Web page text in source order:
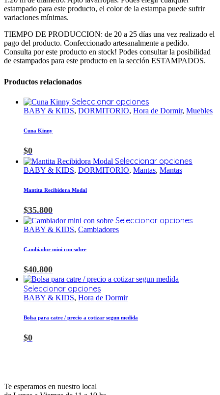
estampado para este producto, el color de la estampa puede sufrir
variaciones mínimas.
TIEMPO DE PRODUCCION: de 20 a 25 días una vez realizado el
pago del producto. Confeccionado artesanalmente a pedido.
Consulta por este producto en stock! Podes consultar la posibilidad
de estampados para este producto en la sección ESTAMPADOS.
Productos relacionados
Seleccionar opciones
BABY & KIDS, DORMITORIO, Hora de Dormir, Muebles
Cuna Kinny
$0
Seleccionar opciones
BABY & KIDS, DORMITORIO, Mantas, Mantas
Mantita Recibidora Modal
$35.800
Seleccionar opciones
BABY & KIDS, Cambiadores
Cambiador mini con sobre
$40.800
Seleccionar opciones
BABY & KIDS, Hora de Dormir
Bolsa para catre / precio a cotizar segun medida
$0
Te esperamos en nuestro local